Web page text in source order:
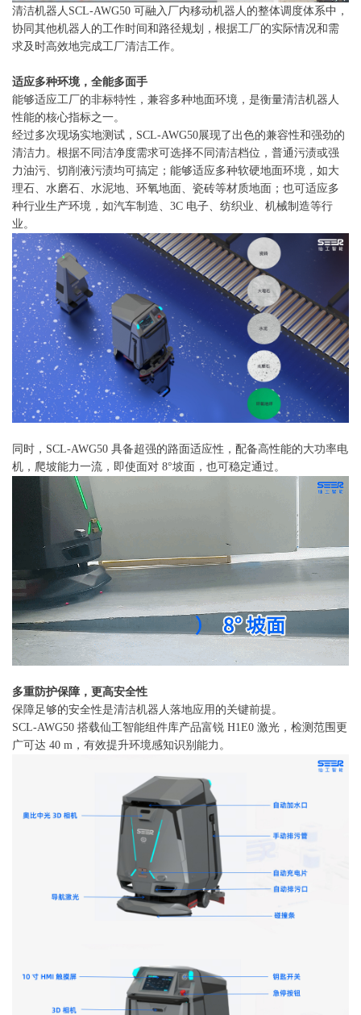
清洁机器人SCL-AWG50 可融入厂内移动机器人的整体调度体系中，
协同其他机器人的工作时间和路径规划，根据工厂的实际情况和需
求及时高效地完成工厂清洁工作。
适应多种环境，全能多面手
能够适应工厂的非标特性，兼容多种地面环境，是衡量清洁机器人
性能的核心指标之一。
经过多次现场实地测试，SCL-AWG50展现了出色的兼容性和强劲的
清洁力。根据不同洁净度需求可选择不同清洁档位，普通污渍或强
力油污、切削液污渍均可搞定；能够适应多种软硬地面环境，如大
理石、水磨石、水泥地、环氧地面、瓷砖等材质地面；也可适应多
种行业生产环境，如汽车制造、3C 电子、纺织业、机械制造等行
业。
同时，SCL-AWG50 具备超强的路面适应性，配备高性能的大功率电
机，爬坡能力一流，即使面对 8°坡面，也可稳定通过。
多重防护保障，更高安全性
保障足够的安全性是清洁机器人落地应用的关键前提。
SCL-AWG50 搭载仙工智能组件库产品富锐 H1E0 激光，检测范围更
广可达 40 m，有效提升环境感知识别能力。